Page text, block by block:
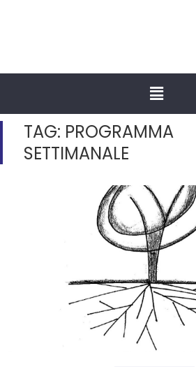
TAG: PROGRAMMA
SETTIMANALE